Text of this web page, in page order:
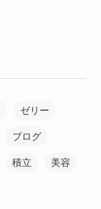
ゼリー
ブログ
積立 美容